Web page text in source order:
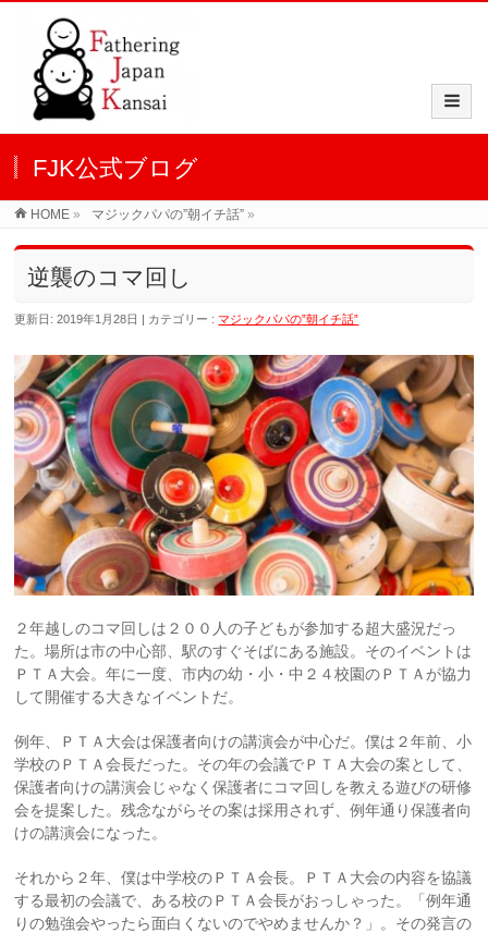
FJK公式ブログ
HOME » マジックパパの”朝イチ話” »
逆襲のコマ回し
更新日: 2019年1月28日 カテゴリー :マジックパパの”朝イチ話”
２年越しのコマ回しは２００人の子どもが参加する超大盛況だっ
た。場所は市の中心部、駅のすぐそばにある施設。そのイベントは
ＰＴＡ大会。年に一度、市内の幼・小・中２４校園のＰＴＡが協力
して開催する大きなイベントだ。
例年、ＰＴＡ大会は保護者向けの講演会が中心だ。僕は２年前、小
学校のＰＴＡ会長だった。その年の会議でＰＴＡ大会の案として、
保護者向けの講演会じゃなく保護者にコマ回しを教える遊びの研修
会を提案した。残念ながらその案は採用されず、例年通り保護者向
けの講演会になった。
それから２年、僕は中学校のＰＴＡ会長。ＰＴＡ大会の内容を協議
する最初の会議で、ある校のＰＴＡ会長がおっしゃった。「例年通
りの勉強会やったら面白くないのでやめませんか？」。その発言の